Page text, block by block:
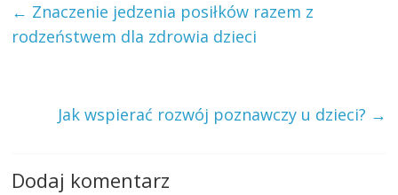
← Znaczenie jedzenia posiłków razem z
rodzeństwem dla zdrowia dzieci
Jak wspierać rozwój poznawczy u dzieci? →
Dodaj komentarz